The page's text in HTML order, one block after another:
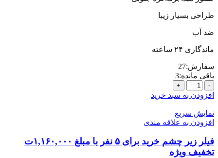
طراحی بسیار زیبا
ضد آب
ماندگاری ۲۴ ساعته
سفارش:27
باقی مانده:3
ژل
لب
(سوئیس)
عدد
افزودن به سبد خرید
نمایش سریع
افزودن به علاقه مندی
فیلر زیر چشم خرید برای ۵ نفر با مبلغ ۱,۱۶۰,۰۰۰ت
تخفیف ویژه